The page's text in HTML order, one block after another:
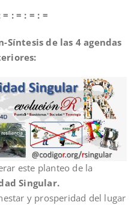
= : = : = : =
Síntesis de las 4 agendas
este planteo de la
Singular.
y prosperidad del lugar